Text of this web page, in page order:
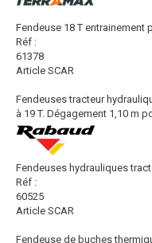
Fendeuse 18 T entrainement
Réf :
61378
Article SCAR
Fendeuses tracteur
à 19 T. Dégagement 1,10 m
Fendeuses hydrauliques
Réf :
60525
Article SCAR
Fendeuse de buches